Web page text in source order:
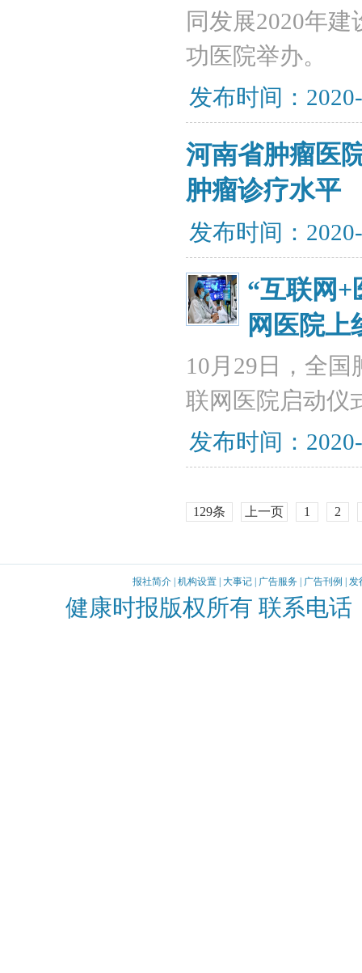
同发展2020年
功医院举办。
发布时间：
河南省肿瘤医
肿瘤诊疗水平
发布时间：
“互联网+
网医院上
10月29日，全
联网医院启动仪
发布时间：
129条 上一页 1 2
报社简介 机构设置 大事记 广告服务 广告刊例 发
健康时报版权所有 联系电话